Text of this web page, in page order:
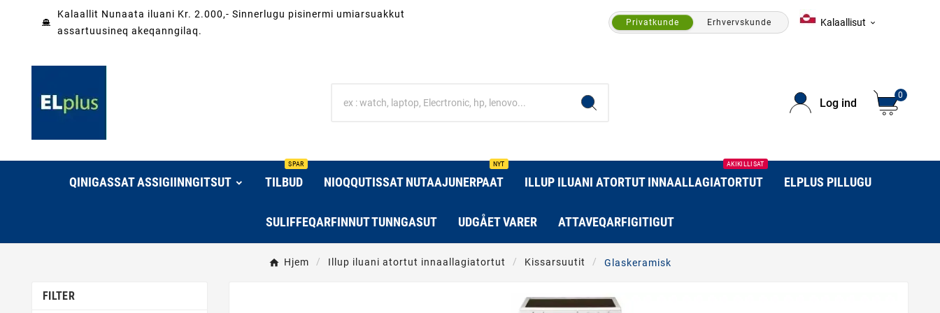
Kalaallit Nunaata iluani Kr. 2.000,- Sinnerlugu pisinermi umiarsuakkut
assartuusineq akeqanngilaq.
Privatkunde Erhvervskunde Kalaallisut 
Log ind
0
QINIGASSAT ASSIGIINNGITSUT TILBUD
SPAR
NIOQQUTISSAT NUTAAJUNERPAAT
NYT
ILLUP ILUANI ATORTUT INNAALLAGIATORTUT
AKIKILLISAT
ELPLUS PILLUGU
SULIFFEQARFINNUT TUNNGASUT UDGÅET VARER ATTAVEQARFIGITIGUT
Hjem Illup iluani atortut innaallagiatortut Kissarsuutit Glaskeramisk
FILTER